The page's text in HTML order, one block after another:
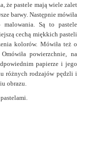
że pastele mają wiele zalet
barwy. Następnie mówiła
Są to pastele
cechą miękkich pasteli
kolorów. Mówiła też o
Omówiła powierzchnie, na
papierze i jego
różnych rodzajów pędzli i
obrazu.